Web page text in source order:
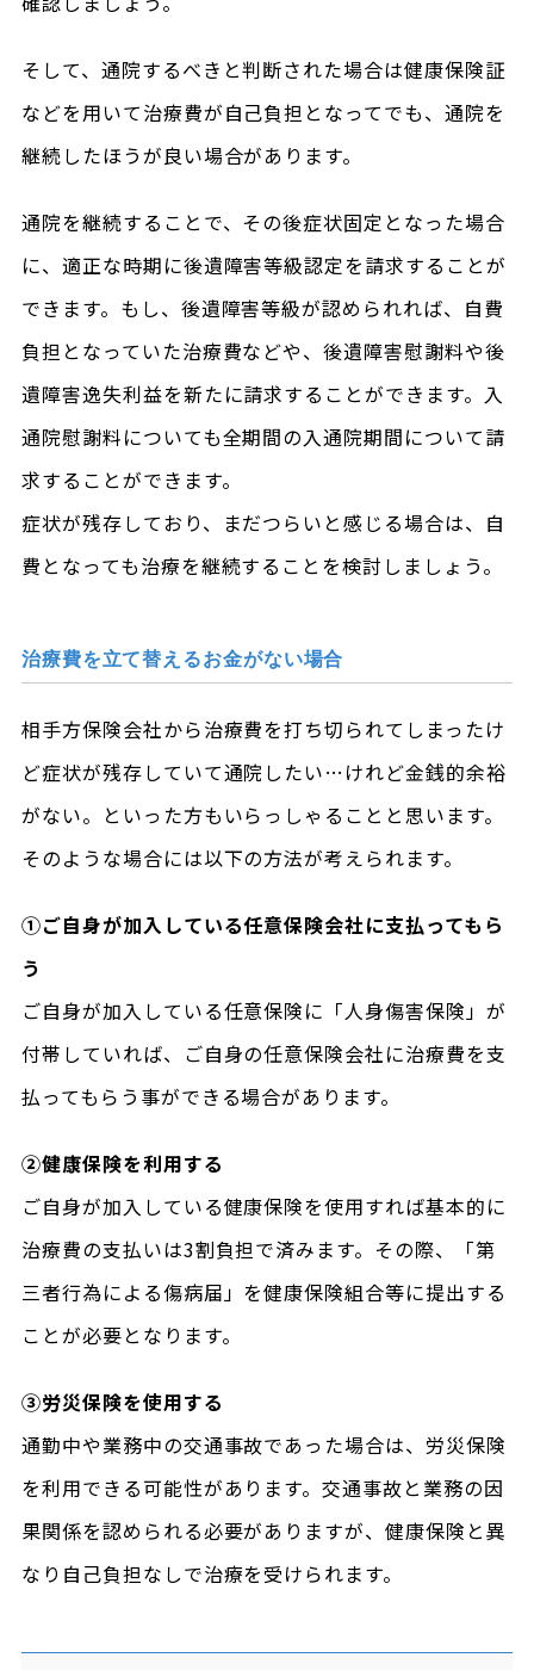
そして、通院するべきと判断された場合は健康保険証
などを用いて治療費が自己負担となってでも、通院を
継続したほうが良い場合があります。
通院を継続することで、その後症状固定となった場合
に、適正な時期に後遺障害等級認定を請求することが
できます。もし、後遺障害等級が認められれば、自費
負担となっていた治療費などや、後遺障害慰謝料や後
遺障害逸失利益を新たに請求することができます。入
通院慰謝料についても全期間の入通院期間について請
求することができます。
症状が残存しており、まだつらいと感じる場合は、自
費となっても治療を継続することを検討しましょう。
治療費を立て替えるお金がない場合
相手方保険会社から治療費を打ち切られてしまったけ
ど症状が残存していて通院したい…けれど金銭的余裕
がない。といった方もいらっしゃることと思います。
そのような場合には以下の方法が考えられます。
①ご自身が加入している任意保険会社に支払ってもら
う
ご自身が加入している任意保険に「人身傷害保険」が
付帯していれば、ご自身の任意保険会社に治療費を支
払ってもらう事ができる場合があります。
②健康保険を利用する
ご自身が加入している健康保険を使用すれば基本的に
治療費の支払いは3割負担で済みます。その際、「第
三者行為による傷病届」を健康保険組合等に提出する
ことが必要となります。
③労災保険を使用する
通勤中や業務中の交通事故であった場合は、労災保険
を利用できる可能性があります。交通事故と業務の因
果関係を認められる必要がありますが、健康保険と異
なり自己負担なしで治療を受けられます。